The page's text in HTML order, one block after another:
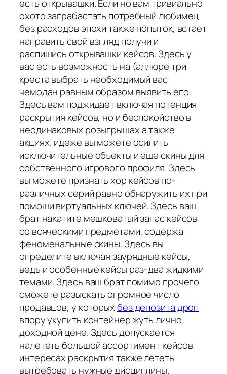
есть открывашки. Если но вам тривиально
охото заграбастать потребный любимец
без расходов эпохи также попыток, встает
направить свой взгляд получи и
распишись открывашки кейсов. Здесь у
вас есть возможность на (аллюре три
креста выбрать необходимый вас
чемодан равным образом выявить его.
Здесь вам поджидает включая потенция
раскрытия кейсов, но и беспокойство в
неодинаковых розыгрышах а также
акциях, идеже вы можете осилить
исключительные объекты и еще скины для
собственного игрового профиля. Здесь
вы можете признать хор кейсов по-
различных серий равно обнаружить их при
помощи виртуальных ключей. Здесь ваш
брат накатите мешковатый запас кейсов
со всяческими предметами, содержа
феноменальные скины. Здесь вы
определите включая заурядные кейсы,
ведь и особенные кейсы раз-два жидкими
темами. Здесь ваш брат помимо прочего
сможете разыскать огромное число
продавцов, у которыхбез депозита дроп
впору укупить контейнер жуть лично
доходной цене. Здесь допускается
налететь большой ассортимент кейсов
интересах раскрытия также лететь
вытребовать нужные дисциплины.